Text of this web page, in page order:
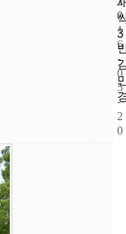
3
0
0
1
6
-
0
5
-
2
0